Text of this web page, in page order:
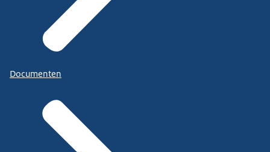
Documenten